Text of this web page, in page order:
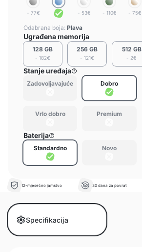
- 77€ - 53€ - 110€ - 75€
Odabrana boja: Plava
Ugrađena memorija
128 GB
- 182€
256 GB
- 121€
512 GB
- 2€
Stanje uređaja
Zadovoljavajuće
Dobro
Vrlo dobro Premium
Baterija
Standardno Novo
12-mjesečno jamstvo 30 dana za povrat
Specifikacija